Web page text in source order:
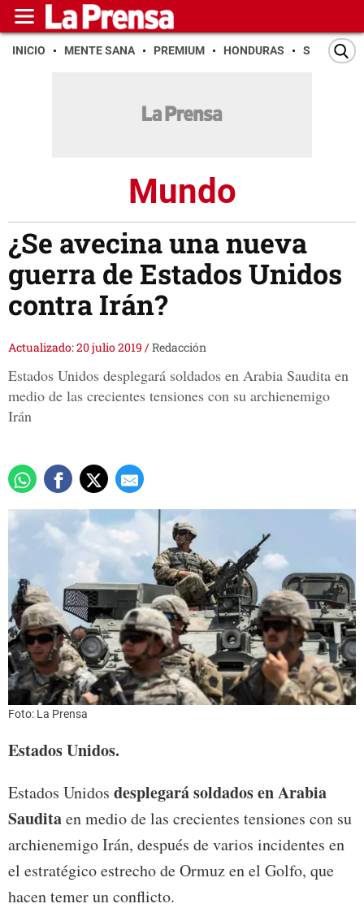
INICIO MENTE SANA PREMIUM HONDURAS SAN PEDRO
Mundo
¿Se avecina una nueva
guerra de Estados Unidos
contra Irán?
Actualizado: 20 julio 2019 /Redacción
Estados Unidos desplegará soldados en Arabia Saudita en
medio de las crecientes tensiones con su archienemigo
Irán
Foto: La Prensa
Estados Unidos.
Estados Unidos desplegará soldados en Arabia
Sauditaen medio de las crecientes tensiones con su
archienemigo Irán, después de varios incidentes en
el estratégico estrecho de Ormuz en el Golfo, que
hacen temer un conflicto.